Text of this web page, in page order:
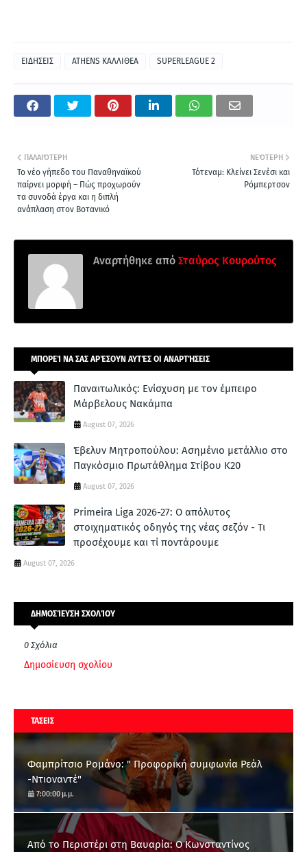
ΕΙΔΗΣΕΙΣ ATHENS ΚΑΛΛΙΘΕΑ SUPERLEAGUE 2
ΝΕΌΤΕΡΗ
Τότεναμ: Κλείνει Σενέσι και
Ρόμπερτσον
ΠΑΛΑΙΌΤΕΡΗ
Το νέο γήπεδο του Παναθηναϊκού
παίρνει μορφή – Πώς προχωρούν
τα συνοδά έργα και η διπλή
ανάπλαση στον Βοτανικό
Αναρτήθηκε από Σταύρος Κουρούτος
ΜΠΟΡΕΊ ΝΑ ΣΑΣ ΑΡΈΣΟΥΝ ΑΥΤΈΣ ΟΙ ΑΝΑΡΤΉΣΕΙΣ
Παναιτωλικός: Ενίσχυση με τον έμπειρο
Μάρβελους Νακάμπα
August 07, 2026
Έβελυν Μητροπούλου: Ασημένιο μετάλλιο στο
Παγκόσμιο Πρωτάθλημα Στίβου Κ20
August 07, 2026
Primeira Liga 2026-27: Ο απόλυτος
στοιχηματικός οδηγός της νέας σεζόν - Τι
προσέχουμε και τί ποντάρουμε
August 07, 2026
ΔΗΜΟΣΊΕΥΣΗ ΣΧΟΛΊΟΥ
0 Σχόλια
Δημοσίευση σχολίου
ΤΑΣΕΙΣ
Φαμπρίτσιο Ρομάνο: " Προφορική συμφωνία Ρεάλ
-Ντιοναντέ"
7:00:00 μ.μ.
Από το Περιστέρι στη Βαυαρία: O Κωνσταντίνος